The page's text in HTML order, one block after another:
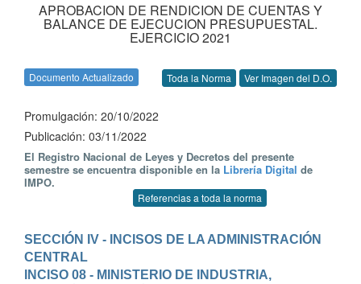
APROBACION DE RENDICION DE CUENTAS Y
BALANCE DE EJECUCION PRESUPUESTAL.
EJERCICIO 2021
Documento Actualizado Toda la Norma Ver Imagen del D.O.
Promulgación: 20/10/2022
Publicación: 03/11/2022
El Registro Nacional de Leyes y Decretos del presente
semestre se encuentra disponible en la Librería Digital de
IMPO.
Referencias a toda la norma
SECCIÓN IV - INCISOS DE LA ADMINISTRACIÓN
CENTRAL
INCISO 08 - MINISTERIO DE INDUSTRIA,